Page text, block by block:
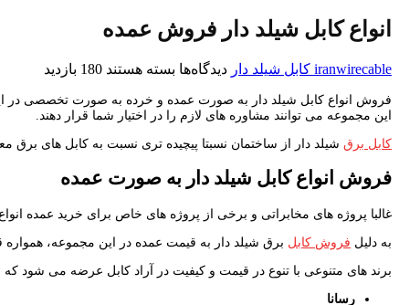
انواع کابل شیلد دار فروش عمده
iranwirecable کابل شیلد دار دیدگاه‌ها برای
کابل
شیلد
فروش
بسته هستند 180 بازدید
فروش انواع کابل شیلد دار به صورت عمده و خرده به صورت تخصصی در
این مجموعه می توانند مشاوره های لازم را در اختیار شما قرار دهند.
کابل برق شیلد دار از ساختمان نسبتا پیچیده تری نسبت به کابل های
فروش انواع کابل شیلد دار به صورت عمده
غالبا پروژه های مخابراتی و برخی از پروژه های خاص برای خرید عمده
به دلیل فروش کابل برق شیلد دار به قیمت عمده در این مجموعه، همواره
برند های متنوعی با تنوع در قیمت و کیفیت در آراد کابل عرضه می شود که
رسانا